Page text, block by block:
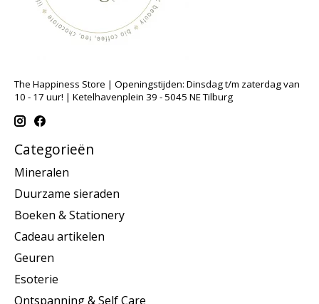
The Happiness Store | Openingstijden: Dinsdag t/m zaterdag van
10 - 17 uur! | Ketelhavenplein 39 - 5045 NE Tilburg
Categorieën
Mineralen
Duurzame sieraden
Boeken & Stationery
Cadeau artikelen
Geuren
Esoterie
Ontspanning & Self Care